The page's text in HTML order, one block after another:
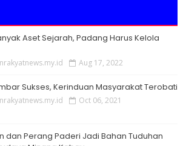
Aset Sejarah, Padang Harus Kelola
Aug 17, 2022
Sukses, Kerinduan Masyarakat Terobati
Oct 06, 2021
dan Perang Paderi Jadi Bahan Tuduhan